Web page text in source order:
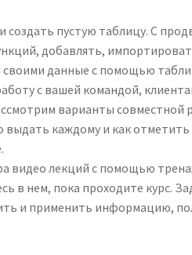
создать пустую таблицу. С
добавлять,
данные с помощью
с вашей командой,
варианты совместной
каждому и как
видео лекций с помощью
в нем, пока проходите курс.
и применить информацию,